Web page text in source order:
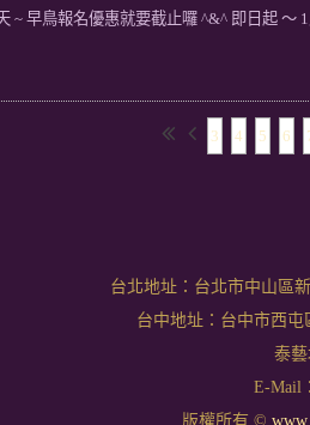
~ 早鳥報名優惠就要截止囉 ^&^ 即日起 ～
3 4 5 6
台北地址：台北市中山區
台中地址：台中市西
泰藝
E-Mail
版權所有 ©